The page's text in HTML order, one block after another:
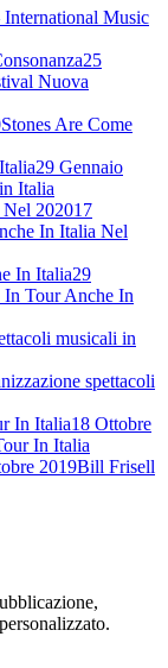
Music
25
Nuova
Stones Are Come
29 Gennaio
Italia
17
In Italia Nel
29
In Tour Anche In
spettacoli
18 Ottobre
In Italia
2019Bill Frisell